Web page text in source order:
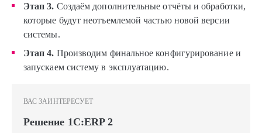
Этап 3. Создаём дополнительные отчёты и обработки,
которые будут неотъемлемой частью новой версии
системы.
Этап 4. Производим финальное конфигурирование и
запускаем систему в эксплуатацию.
ВАС ЗАИНТЕРЕСУЕТ
Решение 1С:ERP 2